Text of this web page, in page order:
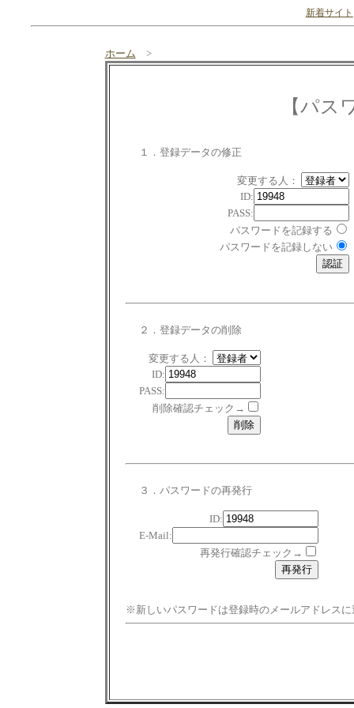
新着サイト
ホーム >
【パス
１．登録データの修正
変更する人：
ID:
PASS:
パスワードを記録する
パスワードを記録しない
２．登録データの削除
変更する人：
ID:
PASS:
削除確認チェック→
３．パスワードの再発行
ID:
E-Mail:
再発行確認チェック→
※新しいパスワードは登録時のメールアドレスに